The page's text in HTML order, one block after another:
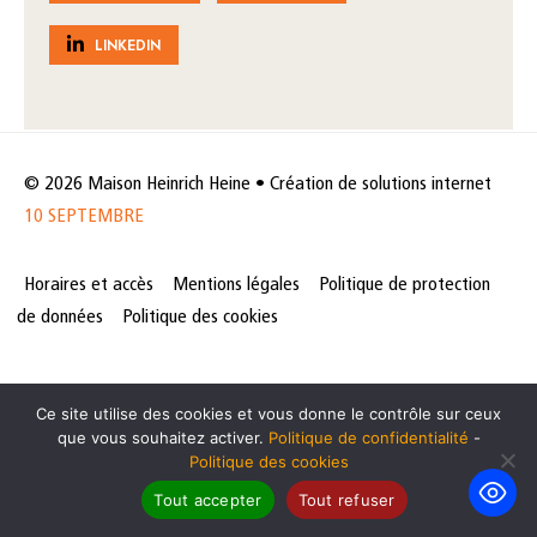
LINKEDIN
© 2026 Maison Heinrich Heine • Création de solutions internet
10 SEPTEMBRE
Horaires et accès Mentions légales
Politique de protection
de données
Politique des cookies
Ce site utilise des cookies et vous donne le contrôle sur ceux
que vous souhaitez activer. Politique de confidentialité -
Politique des cookies
Tout accepter
Tout refuser